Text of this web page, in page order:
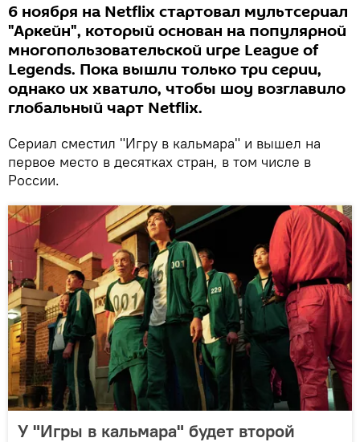
6 ноября на Netflix стартовал мультсериал
"Аркейн", который основан на популярной
многопользовательской игре League of
Legends. Пока вышли только три серии,
однако их хватило, чтобы шоу возглавило
глобальный чарт Netflix.
Сериал сместил "Игру в кальмара" и вышел на
первое место в десятках стран, в том числе в
России.
У "Игры в кальмара" будет второй